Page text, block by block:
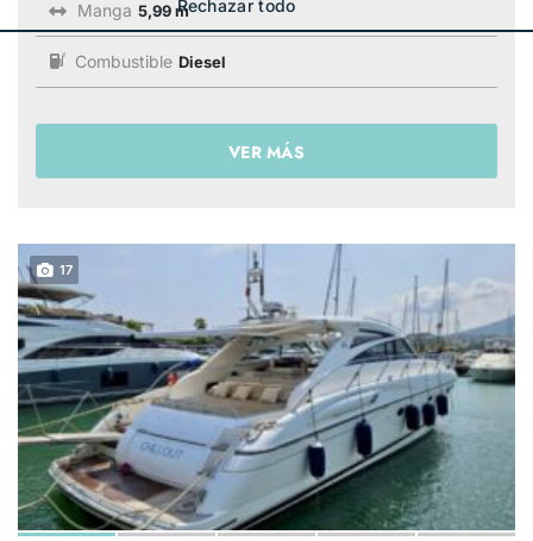
Manga 5,99 m
Combustible Diesel
VER MÁS
17